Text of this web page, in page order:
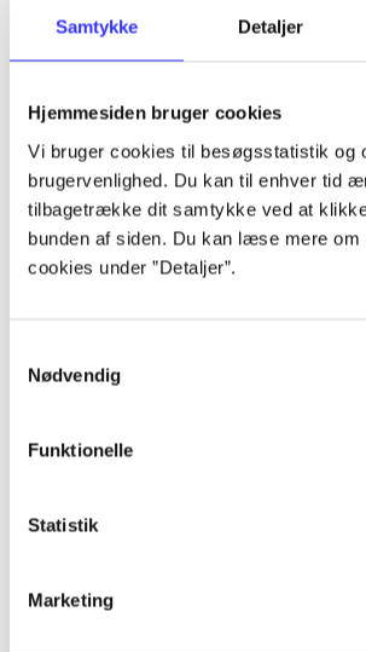
Samtykke Detaljer
Hjemmesiden bruger cookies
Vi bruger cookies til besøgsstatistik og
brugervenlighed. Du kan til enhver tid
tilbagetrække dit samtykke ved at klikke
bunden af siden. Du kan læse mere om
cookies under ”Detaljer”.
Nødvendig
Funktionelle
Statistik
Marketing
Artikler
...
...
...
...